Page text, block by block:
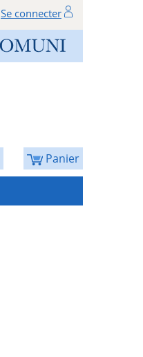
Se connecter
Panier